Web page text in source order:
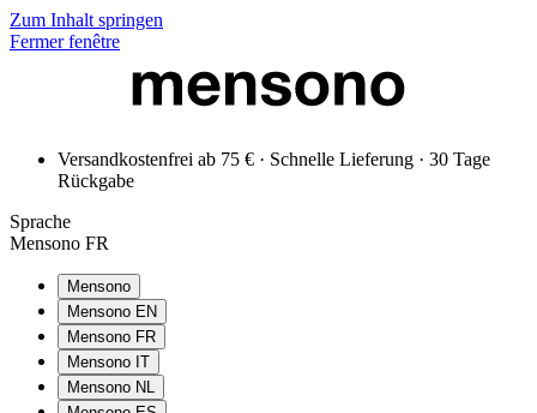
Zum Inhalt springen
Fermer fenêtre
Versandkostenfrei ab 75 € · Schnelle Lieferung · 30 Tage
Rückgabe
Sprache
Mensono FR
Mensono
Mensono EN
Mensono FR
Mensono IT
Mensono NL